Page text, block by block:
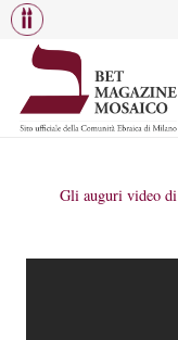
Gli auguri video di